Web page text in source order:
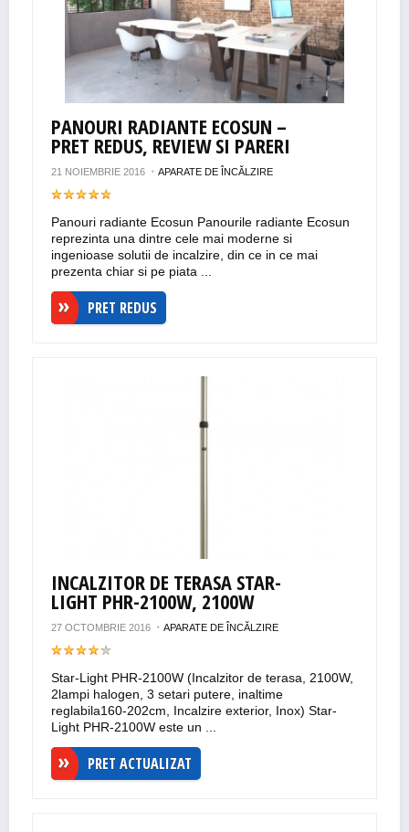
PANOURI RADIANTE ECOSUN –
PRET REDUS, REVIEW SI PARERI
21 NOIEMBRIE 2016 APARATE DE ÎNCĂLZIRE
Panouri radiante Ecosun Panourile radiante Ecosun
reprezinta una dintre cele mai moderne si
ingenioase solutii de incalzire, din ce in ce mai
prezenta chiar si pe piata ...
PRET REDUS
INCALZITOR DE TERASA STAR-
LIGHT PHR-2100W, 2100W
27 OCTOMBRIE 2016 APARATE DE ÎNCĂLZIRE
Star-Light PHR-2100W (Incalzitor de terasa, 2100W,
2lampi halogen, 3 setari putere, inaltime
reglabila160-202cm, Incalzire exterior, Inox) Star-
Light PHR-2100W este un ...
PRET ACTUALIZAT